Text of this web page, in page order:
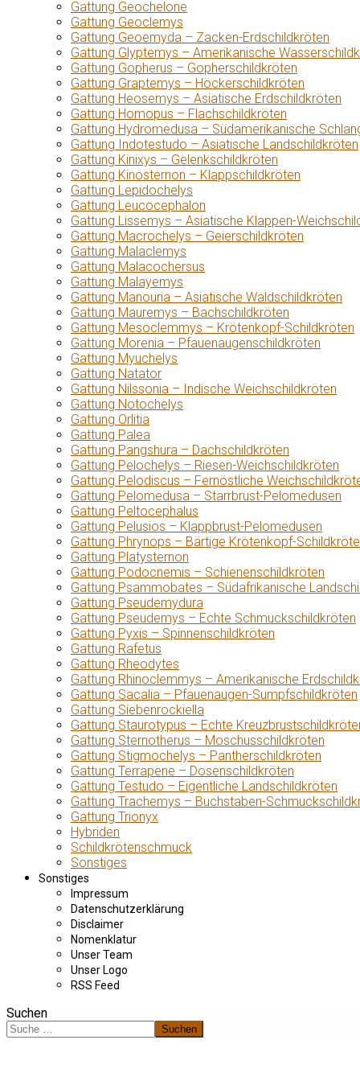
Gattung Geochelone
Gattung Geoclemys
Gattung Geoemyda – Zacken-Erdschildkröten
Gattung Glyptemys – Amerikanische
Gattung Gopherus – Gopherschildkröten
Gattung Graptemys – Höckerschildkröten
Gattung Heosemys – Asiatische Erdschildkröten
Gattung Homopus – Flachschildkröten
Gattung Hydromedusa – Südamerikanische
Gattung Indotestudo – Asiatische Landschildkröten
Gattung Kinixys – Gelenkschildkröten
Gattung Kinosternon – Klappschildkröten
Gattung Lepidochelys
Gattung Leucocephalon
Gattung Lissemys – Asiatische Klappen-
Gattung Macrochelys – Geierschildkröten
Gattung Malaclemys
Gattung Malacochersus
Gattung Malayemys
Gattung Manouria – Asiatische Waldschildkröten
Gattung Mauremys – Bachschildkröten
Gattung Mesoclemmys – Krötenkopf-Schildkröten
Gattung Morenia – Pfauenaugenschildkröten
Gattung Myuchelys
Gattung Natator
Gattung Nilssonia – Indische Weichschildkröten
Gattung Notochelys
Gattung Orlitia
Gattung Palea
Gattung Pangshura – Dachschildkröten
Gattung Pelochelys – Riesen-Weichschildkröten
Gattung Pelodiscus – Fernöstliche
Gattung Pelomedusa – Starrbrust-Pelomedusen
Gattung Peltocephalus
Gattung Pelusios – Klappbrust-Pelomedusen
Gattung Phrynops – Bärtige Krötenkopf-
Gattung Platysternon
Gattung Podocnemis – Schienenschildkröten
Gattung Psammobates – Südafrikanische
Gattung Pseudemydura
Gattung Pseudemys – Echte Schmuckschildkröten
Gattung Pyxis – Spinnenschildkröten
Gattung Rafetus
Gattung Rheodytes
Gattung Rhinoclemmys – Amerikanische
Gattung Sacalia – Pfauenaugen-Sumpfschildkröten
Gattung Siebenrockiella
Gattung Staurotypus – Echte
Gattung Sternotherus – Moschusschildkröten
Gattung Stigmochelys – Pantherschildkröten
Gattung Terrapene – Dosenschildkröten
Gattung Testudo – Eigentliche Landschildkröten
Gattung Trachemys – Buchstaben-
Gattung Trionyx
Hybriden
Schildkrötenschmuck
Sonstiges
Sonstiges
Impressum
Datenschutzerklärung
Disclaimer
Nomenklatur
Unser Team
Unser Logo
RSS Feed
Suchen
Suchen